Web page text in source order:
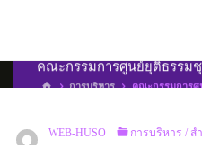
คณะกรรมการศูนย์ยุติธรรม
HOME
การบริหาร คณะกรรมการศู
WEB-HUSO การบริหาร / ส